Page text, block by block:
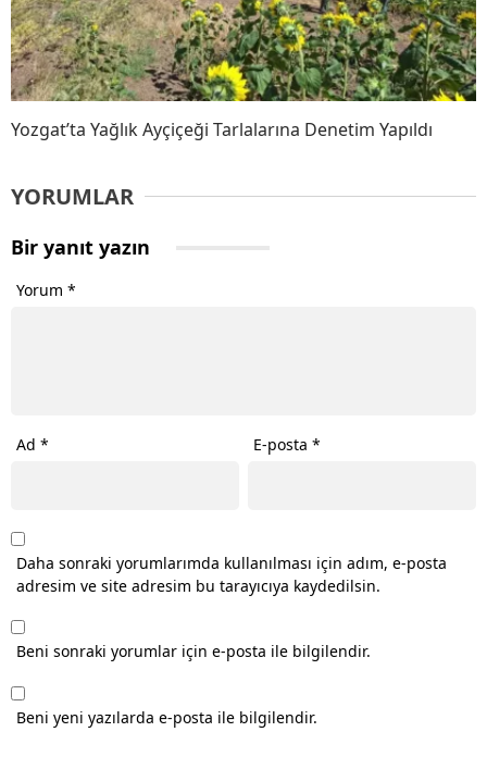
Yozgat’ta Yağlık Ayçiçeği Tarlalarına Denetim Yapıldı
YORUMLAR
Bir yanıt yazın
Yorum *
Ad * E-posta*
Daha sonraki yorumlarımda kullanılması için adım, e-posta
adresim ve site adresim bu tarayıcıya kaydedilsin.
Beni sonraki yorumlar için e-posta ile bilgilendir.
Beni yeni yazılarda e-posta ile bilgilendir.